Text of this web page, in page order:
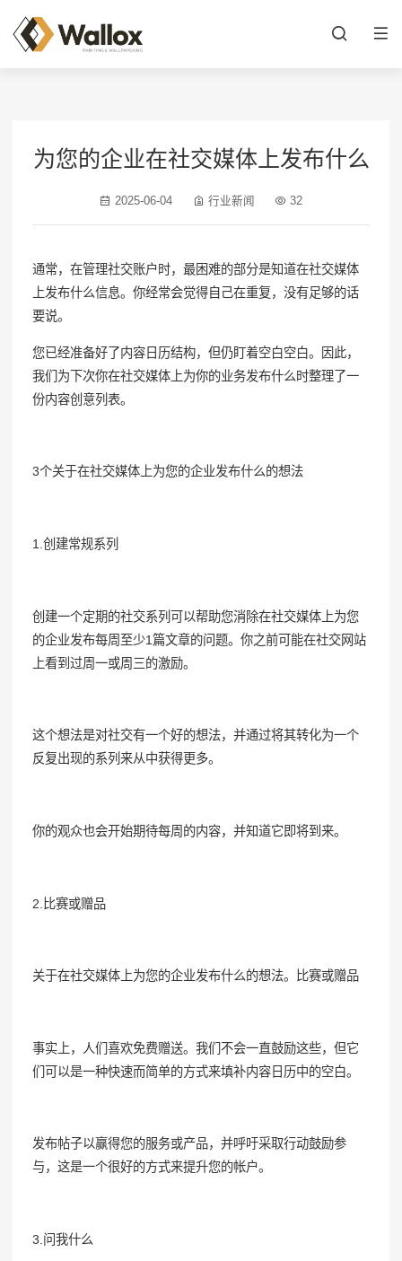
为您的企业在社交媒体上发布什么
2025-06-04 行业新闻 32
通常，在管理社交账户时，最困难的部分是知道在社交媒体
上发布什么信息。你经常会觉得自己在重复，没有足够的话
要说。
您已经准备好了内容日历结构，但仍盯着空白空白。因此，
我们为下次你在社交媒体上为你的业务发布什么时整理了一
份内容创意列表。
3个关于在社交媒体上为您的企业发布什么的想法
1.创建常规系列
创建一个定期的社交系列可以帮助您消除在社交媒体上为您
的企业发布每周至少1篇文章的问题。你之前可能在社交网站
上看到过周一或周三的激励。
这个想法是对社交有一个好的想法，并通过将其转化为一个
反复出现的系列来从中获得更多。
你的观众也会开始期待每周的内容，并知道它即将到来。
2.比赛或赠品
关于在社交媒体上为您的企业发布什么的想法。比赛或赠品
事实上，人们喜欢免费赠送。我们不会一直鼓励这些，但它
们可以是一种快速而简单的方式来填补内容日历中的空白。
发布帖子以赢得您的服务或产品，并呼吁采取行动鼓励参
与，这是一个很好的方式来提升您的帐户。
3.问我什么